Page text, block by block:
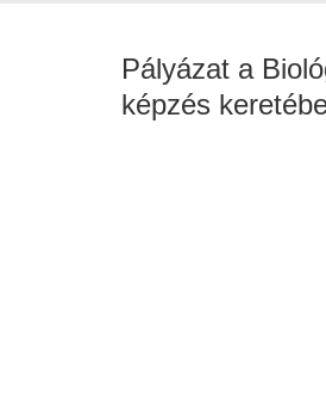
Pályázat a
képzés